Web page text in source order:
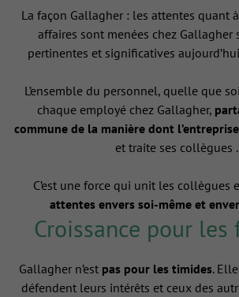
La façon Gallagher : les attentes quant
affaires sont menées chez Gallagher
pertinentes et significatives
L’ensemble du personnel, quelle que
chaque employé chez Gallagher,
commune de la manière dont l’entreprise
et traite ses collègues .
C’est une force qui unit les collègues
attentes envers soi-même et
Croissance pour les
Gallagher n’est pas pour les timides.
défendent leurs intérêts et ceux des